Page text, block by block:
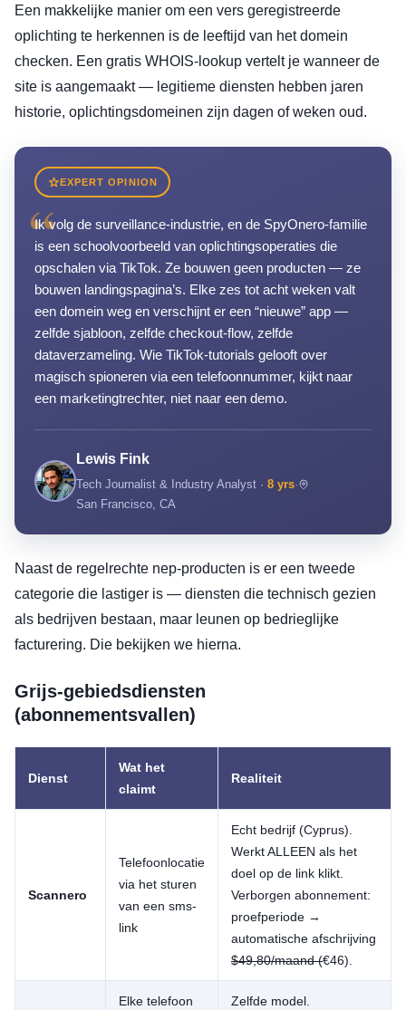
Een makkelijke manier om een vers geregistreerde
oplichting te herkennen is de leeftijd van het domein
checken. Een gratis WHOIS-lookup vertelt je wanneer de
site is aangemaakt — legitieme diensten hebben jaren
historie, oplichtingsdomeinen zijn dagen of weken oud.
EXPERT OPINION
“
Ik volg de surveillance-industrie, en de SpyOnero-familie
is een schoolvoorbeeld van oplichtingsoperaties die
opschalen via TikTok. Ze bouwen geen producten — ze
bouwen landingspagina’s. Elke zes tot acht weken valt
een domein weg en verschijnt er een “nieuwe” app —
zelfde sjabloon, zelfde checkout-flow, zelfde
dataverzameling. Wie TikTok-tutorials gelooft over
magisch spioneren via een telefoonnummer, kijkt naar
een marketingtrechter, niet naar een demo.
Lewis Fink
Tech Journalist & Industry Analyst · 8 yrs·
San Francisco, CA
Naast de regelrechte nep-producten is er een tweede
categorie die lastiger is — diensten die technisch gezien
als bedrijven bestaan, maar leunen op bedrieglijke
facturering. Die bekijken we hierna.
Grijs-gebiedsdiensten
(abonnementsvallen)
Dienst
Wat het
claimt
Realiteit
Scannero
Telefoonlocatie
via het sturen
van een sms-
link
Echt bedrijf (Cyprus).
Werkt ALLEEN als het
doel op de link klikt.
Verborgen abonnement:
proefperiode →
automatische afschrijving
$49,80/maand (€46).
Elke telefoon
Zelfde model.